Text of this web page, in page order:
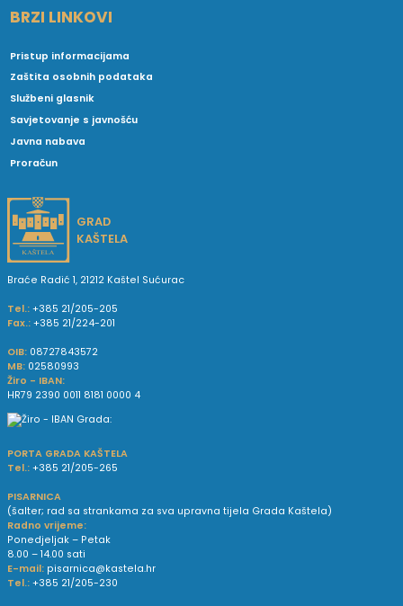
BRZI LINKOVI
Pristup informacijama
Zaštita osobnih podataka
Službeni glasnik
Savjetovanje s javnošću
Javna nabava
Proračun
GRAD
KAŠTELA
Braće Radić 1, 21212 Kaštel Sućurac
Tel.: +385 21/205-205
Fax.: +385 21/224-201
OIB: 08727843572
MB: 02580993
Žiro - IBAN:
HR79 2390 0011 8181 0000 4
PORTA GRADA KAŠTELA
Tel.: +385 21/205-265
PISARNICA
(šalter; rad sa strankama za sva upravna tijela Grada Kaštela)
Radno vrijeme:
Ponedjeljak – Petak
8.00 – 14.00 sati
E-mail: pisarnica@kastela.hr
Tel.: +385 21/205-230